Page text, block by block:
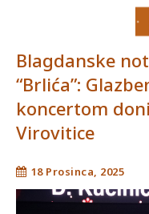
Blagdanske
“Brlića”:
koncertom
Virovitice
18 Prosinca, 2025